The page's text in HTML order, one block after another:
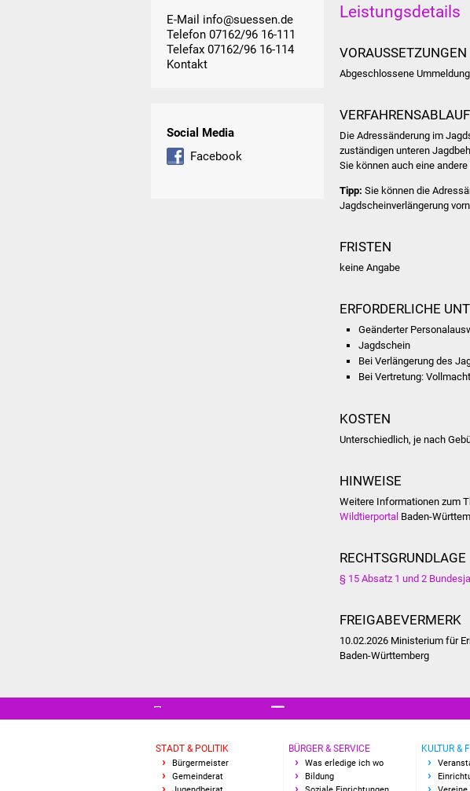
E-Mail info@suessen.de
Telefon 07162/96 16-111
Telefax 07162/96 16-114
Kontakt
Social Media
Facebook
Leistungsdetails
VORAUSSETZUNGEN
Abgeschlossene
VERFAHRENSABLAUF
Die Adressänderung im
zuständigen unteren
Sie können auch eine
Tipp: Sie können die
Jagdscheinverlängerung
FRISTEN
keine Angabe
ERFORDERLICHE
Geänderter
Jagdschein
Bei Verlängerung des
Bei Vertretung: Vollmacht
KOSTEN
Unterschiedlich, je nach
HINWEISE
Weitere Informationen zum
Wildtierportal Baden-
RECHTSGRUNDLAGE
§ 15 Absatz 1 und 2
FREIGABEVERMERK
10.02.2026 Ministerium für
Baden-Württemberg
STADT & POLITIK
Bürgermeister
Gemeinderat
BÜRGER & SERVICE
Was erledige ich wo
Bildung
KULTUR &